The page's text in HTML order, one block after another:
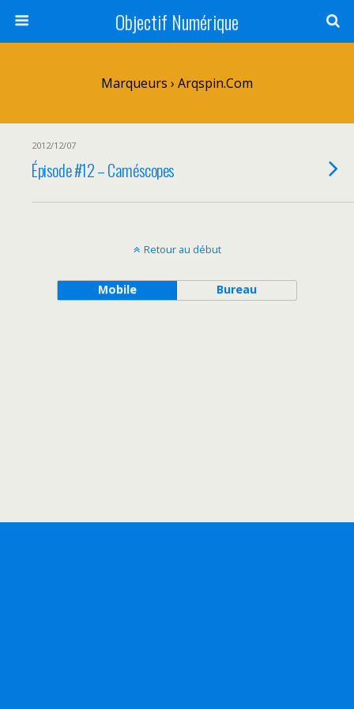
Objectif Numérique
Marqueurs › Arqspin.com
2012/12/07
Épisode #12 – Caméscopes
Retour au début
Mobile Bureau